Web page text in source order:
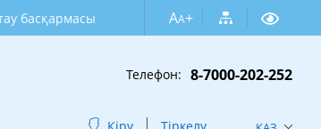
AA+
Телефон: 8-7000-202-252